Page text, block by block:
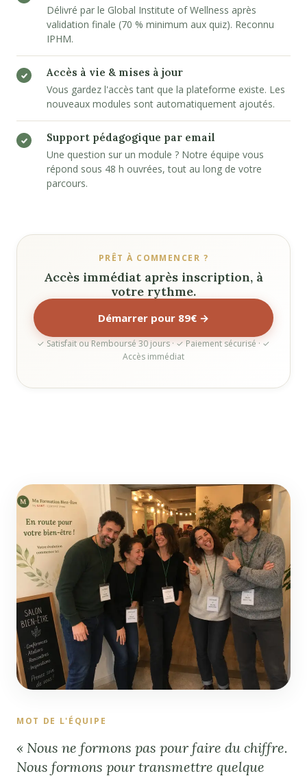
Délivré par le Global Institute of Wellness après
validation finale (70 % minimum aux quiz). Reconnu
IPHM.
Accès à vie & mises à jour
Vous gardez l'accès tant que la plateforme existe. Les
nouveaux modules sont automatiquement ajoutés.
Support pédagogique par email
Une question sur un module ? Notre équipe vous
répond sous 48 h ouvrées, tout au long de votre
parcours.
PRÊT À COMMENCER ?
Accès immédiat après inscription, à
votre rythme.
Démarrer pour 89€ →
✓ Satisfait ou Remboursé 30 jours · ✓ Paiement sécurisé · ✓
Accès immédiat
MOT DE L'ÉQUIPE
« Nous ne formons pas pour faire du chiffre.
Nous formons pour transmettre quelque